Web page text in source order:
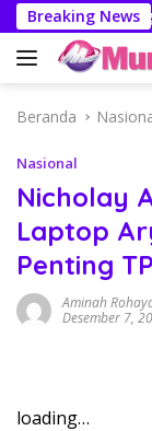
Langsung
ke
konten
Breaking News
Efek
Beranda
Nasional
Nicholay
Laptop
Penting
Aminah
Desember 7,
loading…